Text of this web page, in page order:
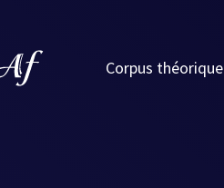
Corpus théorique